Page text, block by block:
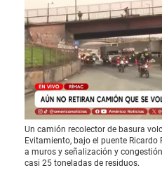
0
s
e
c
o
Un camión recolector de basura
Evitamiento, bajo el puente
a muros y señalización y
casi 25 toneladas de residuos.